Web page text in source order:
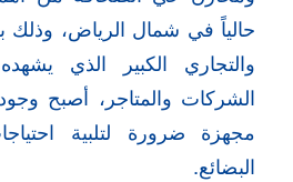
حالياً في شمال الرياض، وذلك
والتجاري الكبير الذي
الشركات والمتاجر، أصبح
مجهزة ضرورة لتلبية
البضائع.